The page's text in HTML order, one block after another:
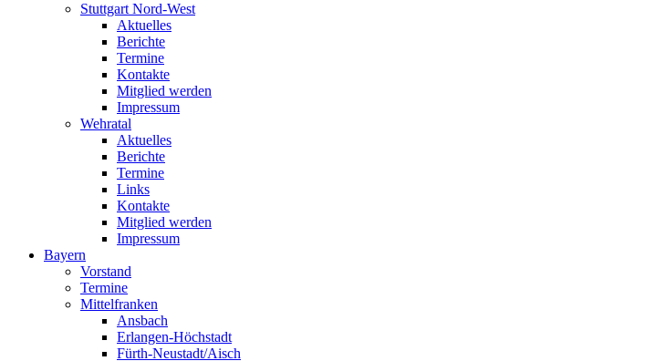
Stuttgart Nord-West
Aktuelles
Berichte
Termine
Kontakte
Mitglied werden
Impressum
Wehratal
Aktuelles
Berichte
Termine
Links
Kontakte
Mitglied werden
Impressum
Bayern
Vorstand
Termine
Mittelfranken
Ansbach
Erlangen-Höchstadt
Fürth-Neustadt/Aisch